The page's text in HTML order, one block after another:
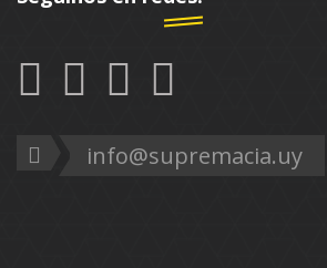
info@supremacia.uy